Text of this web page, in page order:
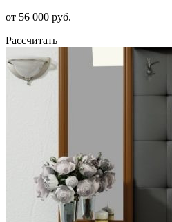
от 56 000 руб.
Рассчитать